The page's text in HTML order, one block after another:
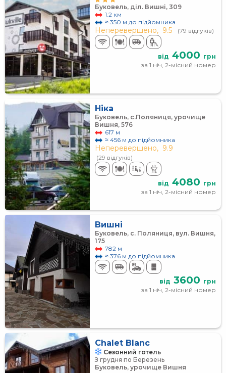
Буковель, діл. Вишні, 309
1.2 км
≈ 350 м до підйомника
Неперевершено, 9.5 (79 відгуків)
від 4000 грн
за 1 ніч, 2-місний номер
Ніка
Буковель, с.Поляниця, урочище
Вишня, 576
617 м
≈ 456 м до підйомника
Неперевершено, 9.9
(29 відгуків)
від 4080 грн
за 1 ніч, 2-місний номер
Вишні
Буковель, с. Поляниця, вул. Вишня,
175
782 м
≈ 376 м до підйомника
від 3600 грн
за 1 ніч, 2-місний номер
Chalet Blanc
Сезонний готель
З грудня по Березень
Буковель, урочище Вишня